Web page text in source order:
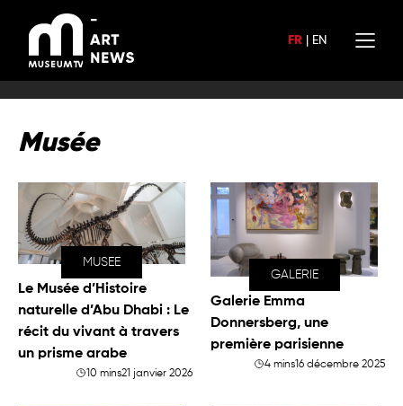
contenu
FR EN
Musée
MUSEE
Le Musée d’Histoire
naturelle d’Abu Dhabi : Le
récit du vivant à travers
un prisme arabe
10 mins21 janvier 2026
GALERIE
Galerie Emma
Donnersberg, une
première parisienne
4 mins16 décembre 2025